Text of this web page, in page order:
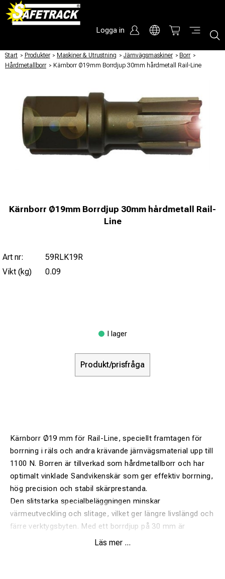
Logga in
Start / Produkter / Maskiner & Utrustning / Järnvägsmaskiner / Borr /
Hårdmetallborr / Kärnborr Ø19mm Borrdjup 30mm hårdmetall Rail-Line
Kärnborr Ø19mm Borrdjup 30mm hårdmetall Rail-
Line
Art nr:
59RLK19R
Vikt (kg)
0.09
I lager
Produkt/prisfråga
Kärnborr Ø19 mm för Rail-Line, speciellt framtagen för
borrning i räls och andra krävande järnvägsmaterial upp till
1100 N. Borren är tillverkad som hårdmetallborr och har
optimalt vinklade Sandvikenskär som ger effektiv borrning,
hög precision och stabil skärprestanda.
Den slitstarka specialbeläggningen minskar
värmeutveckling och slitage, vilket ger längre livslängd och
färre verktygsbyten. Med ett borrdjup på 30 mm är
kärnborren anpassad för snabb, ren och precis borrning i
Läs mer ...